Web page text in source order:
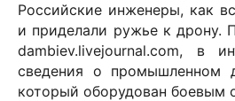
Российские инженеры, как
и приделали ружье к дрону.
dambiev.livejournal.com, в
сведения о промышленном
который оборудован боевым